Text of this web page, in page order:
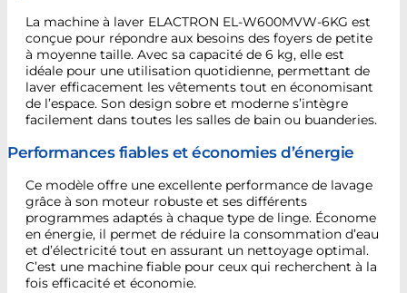
La machine à laver ELACTRON EL-W600MVW-6KG est
conçue pour répondre aux besoins des foyers de petite
à moyenne taille. Avec sa capacité de 6 kg, elle est
idéale pour une utilisation quotidienne, permettant de
laver efficacement les vêtements tout en économisant
de l’espace. Son design sobre et moderne s’intègre
facilement dans toutes les salles de bain ou buanderies.
Performances fiables et économies d’énergie
Ce modèle offre une excellente performance de lavage
grâce à son moteur robuste et ses différents
programmes adaptés à chaque type de linge. Économe
en énergie, il permet de réduire la consommation d’eau
et d’électricité tout en assurant un nettoyage optimal.
C’est une machine fiable pour ceux qui recherchent à la
fois efficacité et économie.